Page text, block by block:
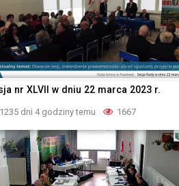
nr XLVII w dniu 22 marca 2023 r.
1235 dni 4 godziny temu 1667